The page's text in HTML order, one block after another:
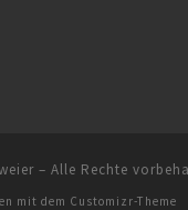
– Alle Rechte
mit dem Customizr-Theme